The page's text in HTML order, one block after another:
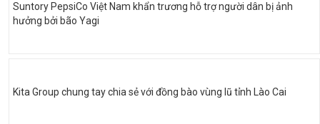
Suntory PepsiCo Việt Nam khẩn trương hỗ trợ người dân bị ảnh
hưởng bởi bão Yagi
Kita Group chung tay chia sẻ với đồng bào vùng lũ tỉnh Lào Cai